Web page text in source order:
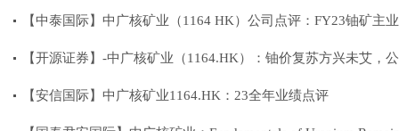
【中泰国际】中广核矿业（1164 HK）公司点评：FY23铀矿主
【开源证券】-中广核矿业（1164.HK）：铀价复苏方兴未艾，
【安信国际】中广核矿业1164.HK：23全年业绩点评